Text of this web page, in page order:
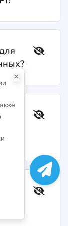
×